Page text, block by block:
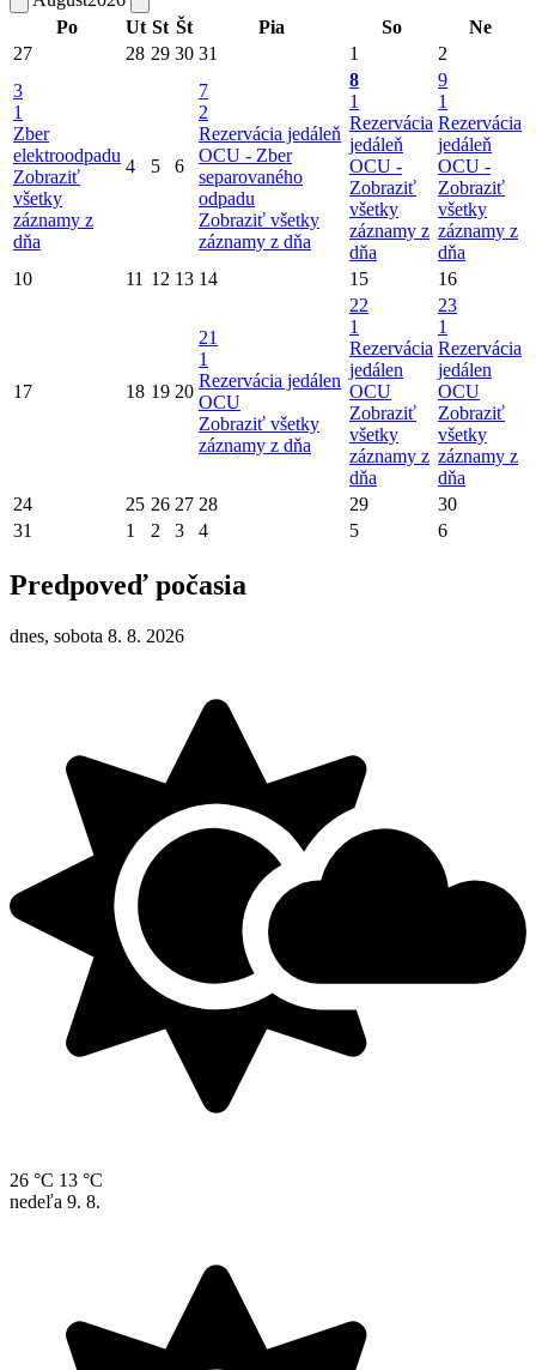
Po
Ut St Št Pia So
Ne
27
28 29 30 31 1
2
3
1
Zber
elektroodpadu
Zobraziť
všetky
záznamy z
dňa
4 5 6
7
2
Rezervácia jedáleň
OCU - Zber
separovaného
odpadu
Zobraziť všetky
záznamy z dňa
8
1
Rezervácia
jedáleň
OCU -
Zobraziť
všetky
záznamy z
dňa
9
1
Rezervácia
jedáleň
OCU -
Zobraziť
všetky
záznamy z
dňa
10
11 12 13 14 15 16
17 18 19 20
21
1
Rezervácia jedálen
OCU
Zobraziť všetky
záznamy z dňa
22
1
Rezervácia
jedálen
OCU
Zobraziť
všetky
záznamy z
dňa
23
1
Rezervácia
jedálen
OCU
Zobraziť
všetky
záznamy z
dňa
24
25 26 27 28 29
30
31
1 2 3 4 5 6
Predpoveď počasia
dnes, sobota 8. 8. 2026
26 °C 13 °C
nedeľa 9. 8.